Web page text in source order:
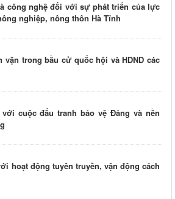
công nghệ đối với sự phát triển của lực
nghiệp, nông thôn Hà Tĩnh
vận trong bầu cử quốc hội và HDND các
cuộc đấu tranh bảo vệ Đảng và nền
hoạt động tuyên truyền, vận động cách